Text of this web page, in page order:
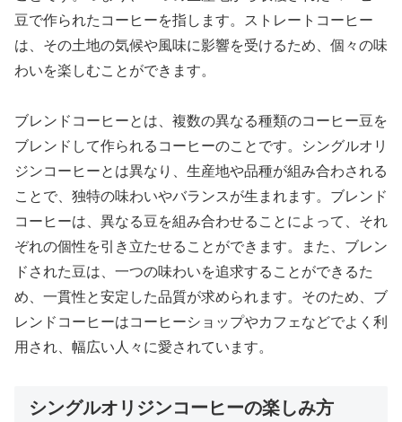
豆で作られたコーヒーを指します。ストレートコーヒー
は、その土地の気候や風味に影響を受けるため、個々の味
わいを楽しむことができます。
ブレンドコーヒーとは、複数の異なる種類のコーヒー豆を
ブレンドして作られるコーヒーのことです。シングルオリ
ジンコーヒーとは異なり、生産地や品種が組み合わされる
ことで、独特の味わいやバランスが生まれます。ブレンド
コーヒーは、異なる豆を組み合わせることによって、それ
ぞれの個性を引き立たせることができます。また、ブレン
ドされた豆は、一つの味わいを追求することができるた
め、一貫性と安定した品質が求められます。そのため、ブ
レンドコーヒーはコーヒーショップやカフェなどでよく利
用され、幅広い人々に愛されています。
シングルオリジンコーヒーの楽しみ方